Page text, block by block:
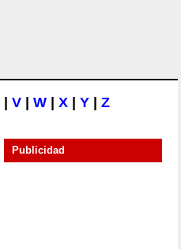
V W X Y Z
Publicidad